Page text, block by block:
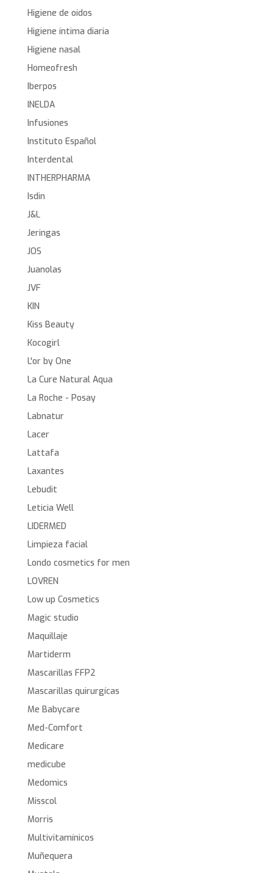
Higiene de oídos
Higiene íntima diaria
Higiene nasal
Homeofresh
Iberpos
INELDA
Infusiones
Instituto Español
Interdental
INTHERPHARMA
Isdin
J&L
Jeringas
JOS
Juanolas
JVF
KIN
Kiss Beauty
Kocogirl
L'or by One
La Cure Natural Aqua
La Roche - Posay
Labnatur
Lacer
Lattafa
Laxantes
Lebudit
Leticia Well
LIDERMED
Limpieza facial
Londo cosmetics for men
LOVREN
Low up Cosmetics
Magic studio
Maquillaje
Martiderm
Mascarillas FFP2
Mascarillas quirurgícas
Me Babycare
Med-Comfort
Medicare
medicube
Medomics
Misscol
Morris
Multivitamínicos
Muñequera